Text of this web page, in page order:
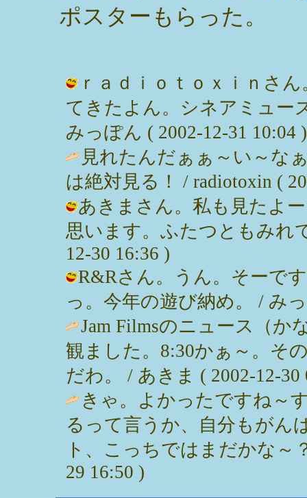
ポスターもらった。
ｒａｄｉｏｔｏｘｉｎさ
てきたよん。シネアミュー
みっぽん ( 2002-12-31 10:04 )
見れたんだぁぁ～い～な
は絶対見る！ / radiotoxin (
あきまさん。私も見たよ
思います。ふたつともみれ
12-30 16:36 )
R&Rさん。うん。そーで
っ。今年の遊び納め。 / み
Jam Filmsのニュース（か
観ました。8:30かぁ～。そ
だわ。 / あきま ( 2002-12-30
きゃ。よかったですね～
るって言うか、自分もがん
ト、こっちではまだかな～
29 16:50 )